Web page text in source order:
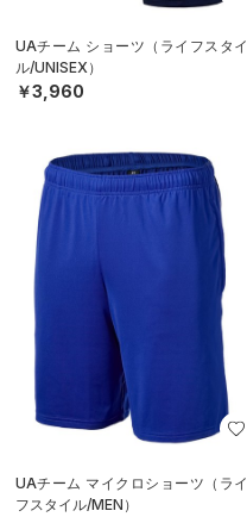
UAチーム ショーツ（ライフスタイ
ル/UNISEX）
￥3,960
UAチーム マイクロショーツ（ライ
フスタイル/MEN）